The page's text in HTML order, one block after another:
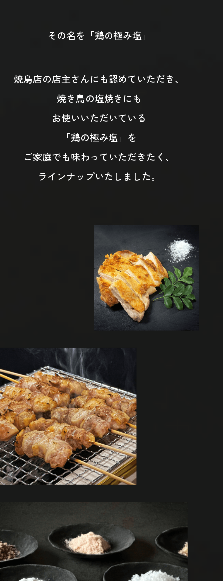
その名を「鶏の極み塩」
焼鳥店の店主さんにも認めていただき、
焼き鳥の塩焼きにも
お使いいただいている
「鶏の極み塩」を
ご家庭でも味わっていただきたく、
ラインナップいたしました。